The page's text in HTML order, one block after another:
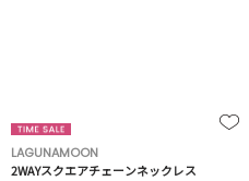
LAGUNAMOON
2WAYスクエアチェーンネックレス